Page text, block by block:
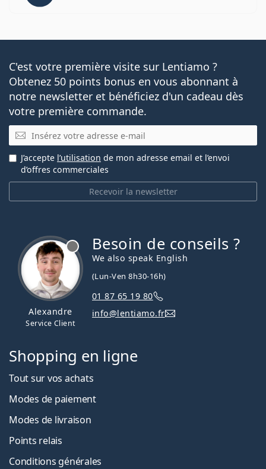
C'est votre première visite sur Lentiamo ?
Obtenez 50 points bonus en vous abonnant à
notre newsletter et bénéficiez d'un cadeau dès
votre première commande.
E-mail
Recevoir la newsletter
J’accepte l’utilisation de mon adresse email et l’envoi
d’offres commerciales
Alexandre
Service Client
Besoin de conseils ?
We also speak English
(Lun-Ven 8h30-16h)
01 87 65 19 80
info@lentiamo.fr
Shopping en ligne
Tout sur vos achats
Modes de paiement
Modes de livraison
Points relais
Conditions générales